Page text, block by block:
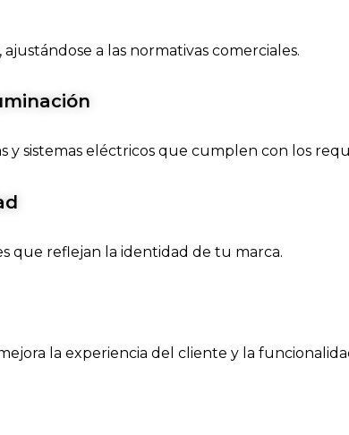
a las normativas comerciales.
sistemas eléctricos que cumplen con los
que reflejan la identidad de tu marca.
la experiencia del cliente y la